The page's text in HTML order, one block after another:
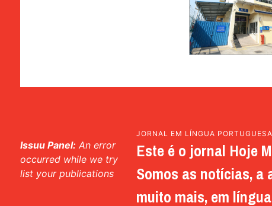
Issuu Panel: An error
occurred while we try
list your publications
JORNAL EM LÍNGUA PORTUGUESA
Este é o jornal Hoje
Somos as notícias, a
muito mais, em